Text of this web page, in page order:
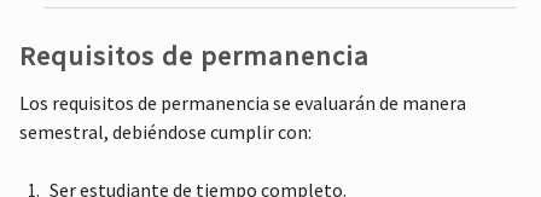
Requisitos de permanencia
Los requisitos de permanencia se evaluarán de manera
semestral, debiéndose cumplir con:
Ser estudiante de tiempo completo.